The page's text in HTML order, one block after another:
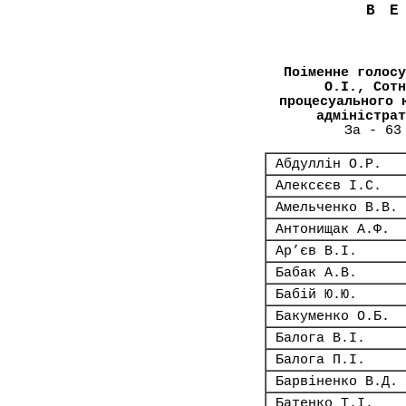
Поіменне
О.І.,
процесуального
За - 63
Абдуллін О.Р.
Алексєєв І.С.
Амельченко В.В.
Антонищак А.Ф.
Ар’єв В.І.
Бабак А.В.
Бабій Ю.Ю.
Бакуменко О.Б.
Балога В.І.
Балога П.І.
Барвіненко В.Д.